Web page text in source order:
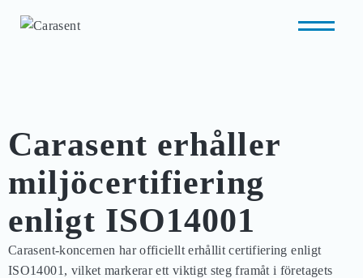
Carasent erhåller
miljöcertifiering
enligt ISO14001
Carasent-koncernen har officiellt erhållit certifiering enligt
ISO14001, vilket markerar ett viktigt steg framåt i företagets